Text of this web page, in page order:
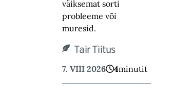
väiksemat sorti
probleeme või
muresid.‎
Tair Tiitus
7. VIII 2026 4minutit